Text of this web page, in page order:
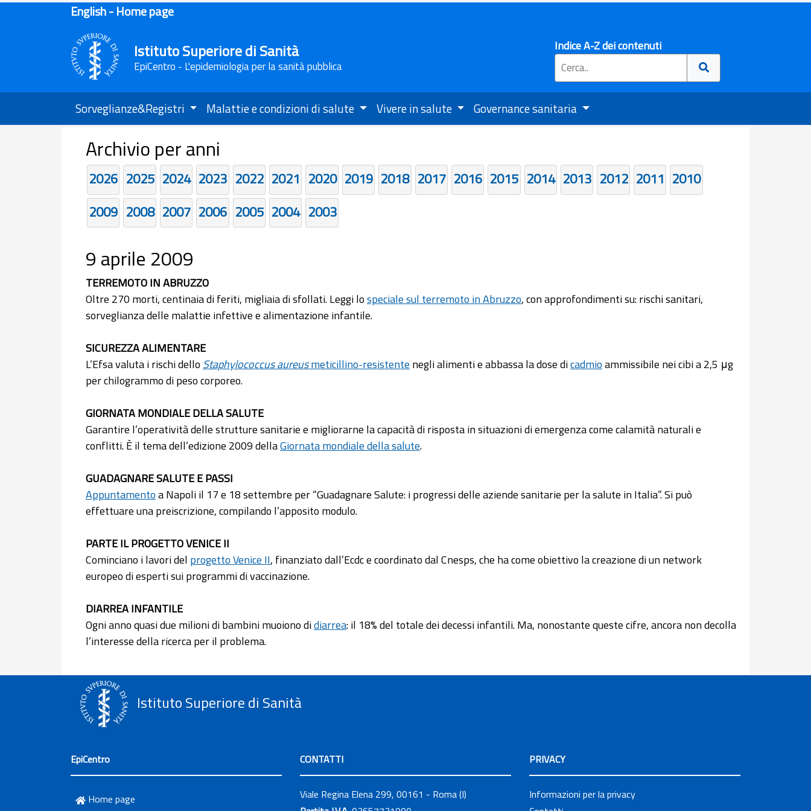
English - Home page
Istituto Superiore di Sanità
EpiCentro - L'epidemiologia per la sanità pubblica
Indice A-Z dei contenuti
Sorveglianze&Registri Malattie e condizioni di salute Vivere in salute Governance sanitaria
Archivio per anni
2026 2025 2024 2023 2022 2021 2020 2019 2018 2017 2016 2015 2014 2013 2012 2011 2010
2009 2008 2007 2006 2005 2004 2003
9 aprile 2009
TERREMOTO IN ABRUZZO
Oltre 270 morti, centinaia di feriti, migliaia di sfollati. Leggi lospeciale sul terremoto in Abruzzo, con approfondimenti su: rischi sanitari,
sorveglianza delle malattie infettive e alimentazione infantile.
SICUREZZA ALIMENTARE
L’Efsa valuta i rischi dello Staphylococcus aureusmeticillino-resistente negli alimenti e abbassa la dose dicadmioammissibile nei cibi a 2,5 μg
per chilogrammo di peso corporeo.
GIORNATA MONDIALE DELLA SALUTE
Garantire l’operatività delle strutture sanitarie e migliorarne la capacità di risposta in situazioni di emergenza come calamità naturali e
conflitti. È il tema dell’edizione 2009 dellaGiornata mondiale della salute.
GUADAGNARE SALUTE E PASSI
Appuntamentoa Napoli il 17 e 18 settembre per “Guadagnare Salute: i progressi delle aziende sanitarie per la salute in Italia”. Si può
effettuare una preiscrizione, compilando l’apposito modulo.
PARTE IL PROGETTO VENICE II
Cominciano i lavori del progetto Venice II, finanziato dall’Ecdc e coordinato dal Cnesps, che ha come obiettivo la creazione di un network
europeo di esperti sui programmi di vaccinazione.
DIARREA INFANTILE
Ogni anno quasi due milioni di bambini muoiono didiarrea: il 18% del totale dei decessi infantili. Ma, nonostante queste cifre, ancora non decolla
l’interesse della ricerca per il problema.
Istituto Superiore di Sanità
EpiCentro
Home page
CONTATTI
Viale Regina Elena 299, 00161 - Roma (I)
PRIVACY
Informazioni per la privacy